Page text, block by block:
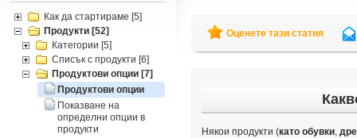
Как да стартираме [5]
Продукти [52]
Категории [5]
Списък с продукти [6]
Продуктови опции [7]
Продуктови опции
Показване на
определни опции в
продукти
Оценете тази статия
Някои продукти (като обувки,